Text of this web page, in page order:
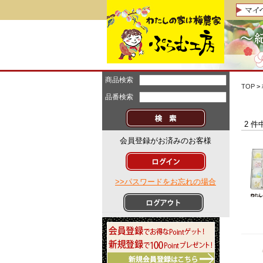
商品検索
品番検索
会員登録がお済みのお客様
>>パスワードをお忘れの場合
TOP>
2 件